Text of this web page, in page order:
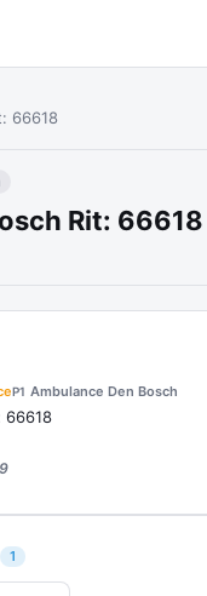
66618
Rit: 66618
P1 Ambulance Den Bosch
66618
1